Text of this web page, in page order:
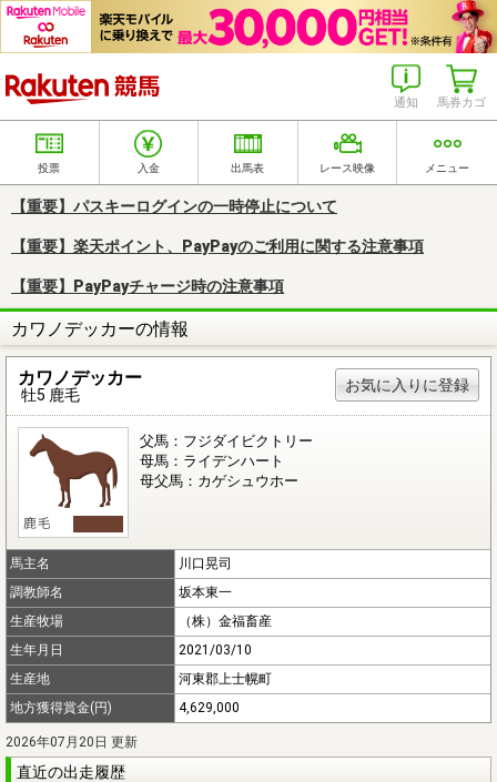
馬券カゴ
通知
投票 入金 出馬表 レース映像 メニュー
【重要】パスキーログインの一時停止について
【重要】楽天ポイント、PayPayのご利用に関する注意事項
【重要】PayPayチャージ時の注意事項
カワノデッカーの情報
カワノデッカー
牡5 鹿毛
お気に入りに登録
父馬：フジダイビクトリー
母馬：ライデンハート
母父馬：カゲシュウホー
馬主名
川口晃司
調教師名
坂本東一
生産牧場
（株）金福畜産
生年月日
2021/03/10
生産地
河東郡上士幌町
地方獲得賞金(円)
4,629,000
2026年07月20日 更新
直近の出走履歴